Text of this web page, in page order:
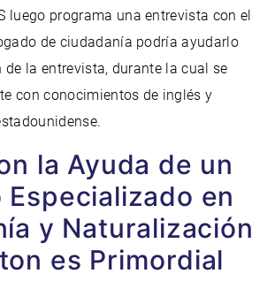
luego programa una entrevista con el
de ciudadanía podría ayudarlo
la entrevista, durante la cual se
con conocimientos de inglés y
la Ayuda de un
Especializado en
y Naturalización
es Primordial